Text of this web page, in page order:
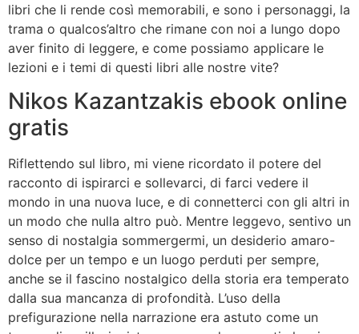
libri che li rende così memorabili, e sono i personaggi, la
trama o qualcos’altro che rimane con noi a lungo dopo
aver finito di leggere, e come possiamo applicare le
lezioni e i temi di questi libri alle nostre vite?
Nikos Kazantzakis ebook online
gratis
Riflettendo sul libro, mi viene ricordato il potere del
racconto di ispirarci e sollevarci, di farci vedere il
mondo in una nuova luce, e di connetterci con gli altri in
un modo che nulla altro può. Mentre leggevo, sentivo un
senso di nostalgia sommergermi, un desiderio amaro-
dolce per un tempo e un luogo perduti per sempre,
anche se il fascino nostalgico della storia era temperato
dalla sua mancanza di profondità. L’uso della
prefigurazione nella narrazione era astuto come un